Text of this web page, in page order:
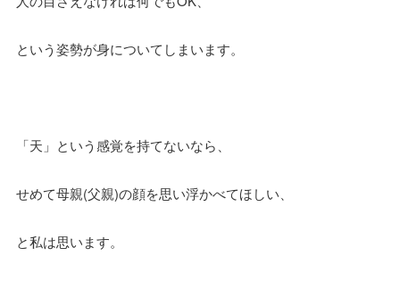
という姿勢が身についてしまいます。
「天」という感覚を持てないなら、
せめて母親(父親)の顔を思い浮かべてほしい、
と私は思います。